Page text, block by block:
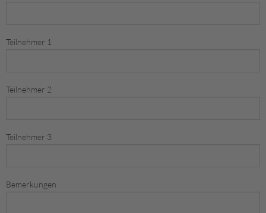
Teilnehmer 1
Teilnehmer 2
Teilnehmer 3
Bemerkungen